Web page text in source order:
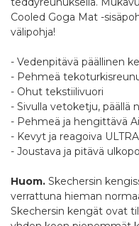
Cooled Goga Mat -
välipohja!
- Vedenpitävä päällinen
- Pehmeä
- Ohut tekstiilivuori
- Sivulla vetoketju, päällä
- Pehmeä ja hengittävä
- Kevyt ja reagoiva
- Joustava ja pitävä
Huom. Skechersin
verrattuna hieman
Skechersin kengät ovat